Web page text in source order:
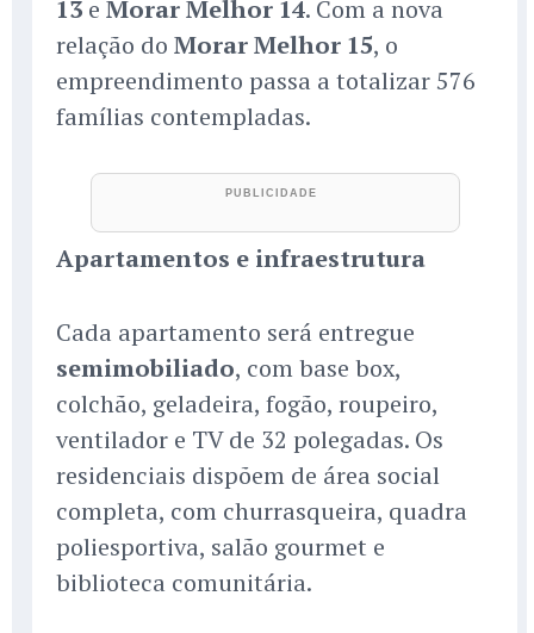
13 e Morar Melhor 14. Com a nova
relação do Morar Melhor 15, o
empreendimento passa a totalizar 576
famílias contempladas.
Apartamentos e infraestrutura
Cada apartamento será entregue
semimobiliado, com base box,
colchão, geladeira, fogão, roupeiro,
ventilador e TV de 32 polegadas. Os
residenciais dispõem de área social
completa, com churrasqueira, quadra
poliesportiva, salão gourmet e
biblioteca comunitária.